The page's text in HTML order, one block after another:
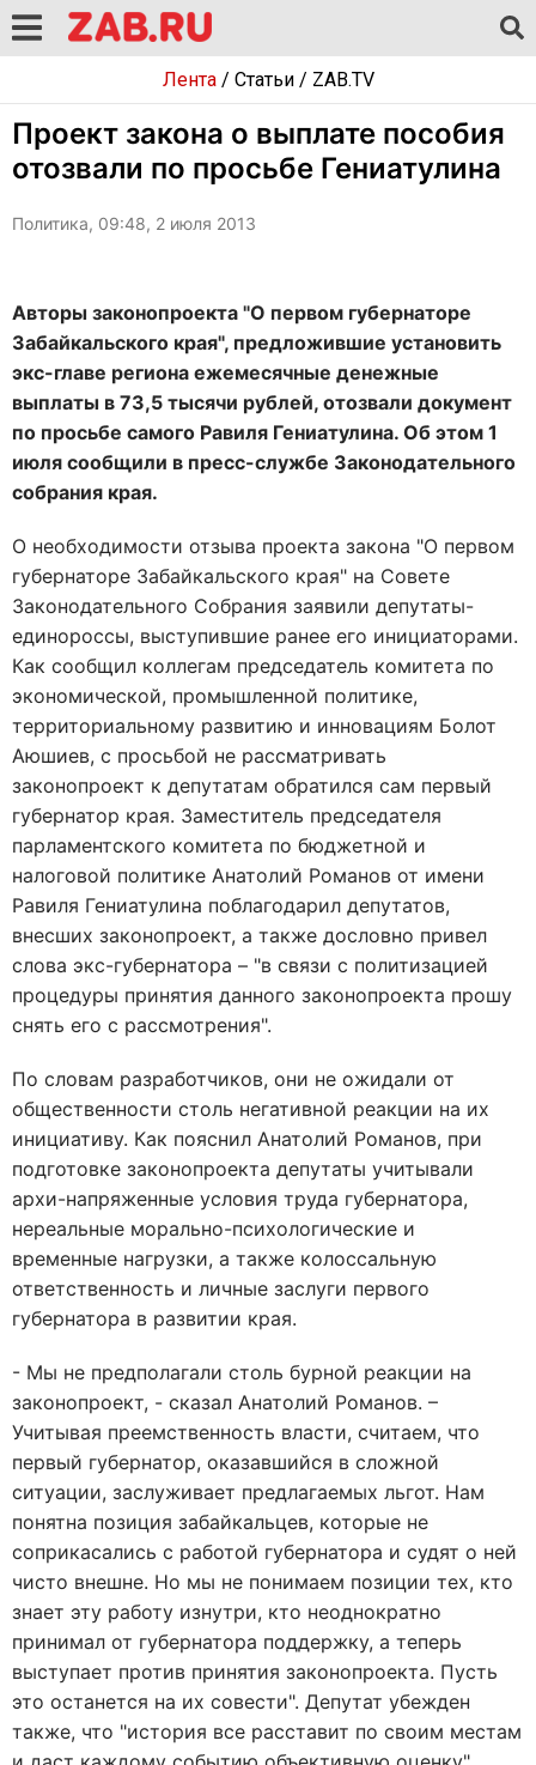
Лента/ Статьи/ ZAB.TV
Проект закона о выплате пособия
отозвали по просьбе Гениатулина
Политика, 09:48, 2 июля 2013
Авторы законопроекта "О первом губернаторе
Забайкальского края", предложившие установить
экс-главе региона ежемесячные денежные
выплаты в 73,5 тысячи рублей, отозвали документ
по просьбе самого Равиля Гениатулина. Об этом 1
июля сообщили в пресс-службе Законодательного
собрания края.
О необходимости отзыва проекта закона "О первом
губернаторе Забайкальского края" на Совете
Законодательного Собрания заявили депутаты-
единороссы, выступившие ранее его инициаторами.
Как сообщил коллегам председатель комитета по
экономической, промышленной политике,
территориальному развитию и инновациям Болот
Аюшиев, с просьбой не рассматривать
законопроект к депутатам обратился сам первый
губернатор края. Заместитель председателя
парламентского комитета по бюджетной и
налоговой политике Анатолий Романов от имени
Равиля Гениатулина поблагодарил депутатов,
внесших законопроект, а также дословно привел
слова экс-губернатора – "в связи с политизацией
процедуры принятия данного законопроекта прошу
снять его с рассмотрения".
По словам разработчиков, они не ожидали от
общественности столь негативной реакции на их
инициативу. Как пояснил Анатолий Романов, при
подготовке законопроекта депутаты учитывали
архи-напряженные условия труда губернатора,
нереальные морально-психологические и
временные нагрузки, а также колоссальную
ответственность и личные заслуги первого
губернатора в развитии края.
- Мы не предполагали столь бурной реакции на
законопроект, - сказал Анатолий Романов. –
Учитывая преемственность власти, считаем, что
первый губернатор, оказавшийся в сложной
ситуации, заслуживает предлагаемых льгот. Нам
понятна позиция забайкальцев, которые не
соприкасались с работой губернатора и судят о ней
чисто внешне. Но мы не понимаем позиции тех, кто
знает эту работу изнутри, кто неоднократно
принимал от губернатора поддержку, а теперь
выступает против принятия законопроекта. Пусть
это останется на их совести". Депутат убежден
также, что "история все расставит по своим местам